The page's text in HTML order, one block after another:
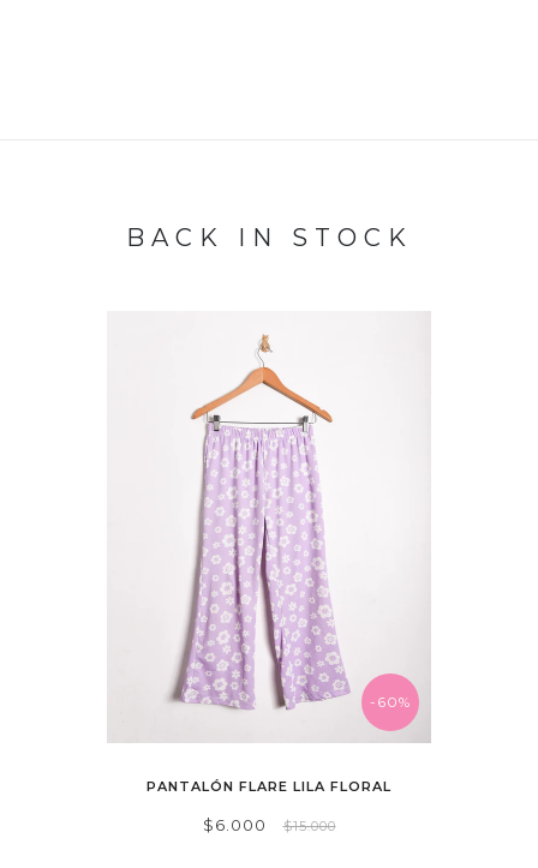
BACK IN STOCK
-60%
PANTALÓN FLARE LILA FLORAL
$6.000 $15.000